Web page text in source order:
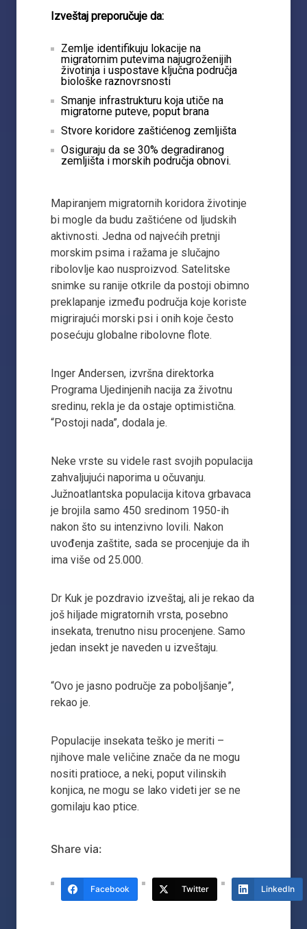
Izveštaj preporučuje da:
Zemlje identifikuju lokacije na
migratornim putevima najugroženijih
životinja i uspostave ključna područja
biološke raznovrsnosti
Smanje infrastrukturu koja utiče na
migratorne puteve, poput brana
Stvore koridore zaštićenog zemljišta
Osiguraju da se 30% degradiranog
zemljišta i morskih područja obnovi.
Mapiranjem migratornih koridora životinje
bi mogle da budu zaštićene od ljudskih
aktivnosti. Jedna od najvećih pretnji
morskim psima i ražama je slučajno
ribolovlje kao nusproizvod. Satelitske
snimke su ranije otkrile da postoji obimno
preklapanje između područja koje koriste
migrirajući morski psi i onih koje često
posećuju globalne ribolovne flote.
Inger Andersen, izvršna direktorka
Programa Ujedinjenih nacija za životnu
sredinu, rekla je da ostaje optimistična.
“Postoji nada”, dodala je.
Neke vrste su videle rast svojih populacija
zahvaljujući naporima u očuvanju.
Južnoatlantska populacija kitova grbavaca
je brojila samo 450 sredinom 1950-ih
nakon što su intenzivno lovili. Nakon
uvođenja zaštite, sada se procenjuje da ih
ima više od 25.000.
Dr Kuk je pozdravio izveštaj, ali je rekao da
još hiljade migratornih vrsta, posebno
insekata, trenutno nisu procenjene. Samo
jedan insekt je naveden u izveštaju.
“Ovo je jasno područje za poboljšanje”,
rekao je.
Populacije insekata teško je meriti –
njihove male veličine znače da ne mogu
nositi pratioce, a neki, poput vilinskih
konjica, ne mogu se lako videti jer se ne
gomilaju kao ptice.
Share via:
Facebook Twitter LinkedIn